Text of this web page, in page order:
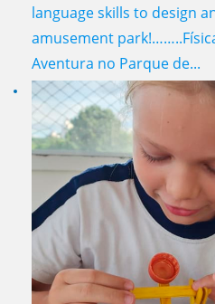
language skills to design
amusement
Aventura no Parque de...